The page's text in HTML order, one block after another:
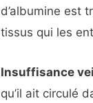
d’albumine est
tissus qui les
Insuffisance
qu’il ait circulé